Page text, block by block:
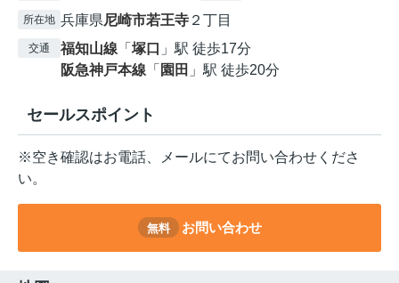
所在地 兵庫県尼崎市若王寺 ２丁目
交通 福知山線 「 塚口 」駅 徒歩17分
阪急神戸本線 「 園田 」駅 徒歩20分
セールスポイント
※空き確認はお電話、メールにてお問い合わせくださ
い。
無料 お問い合わせ